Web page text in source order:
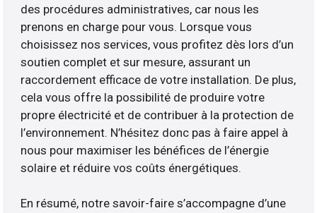
des procédures administratives, car nous les
prenons en charge pour vous. Lorsque vous
choisissez nos services, vous profitez dès lors d’un
soutien complet et sur mesure, assurant un
raccordement efficace de votre installation. De plus,
cela vous offre la possibilité de produire votre
propre électricité et de contribuer à la protection de
l’environnement. N’hésitez donc pas à faire appel à
nous pour maximiser les bénéfices de l’énergie
solaire et réduire vos coûts énergétiques.
En résumé, notre savoir-faire s’accompagne d’une